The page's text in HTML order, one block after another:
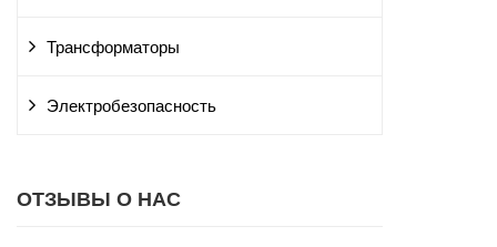
Трансформаторы
Электробезопасность
ОТЗЫВЫ О НАС